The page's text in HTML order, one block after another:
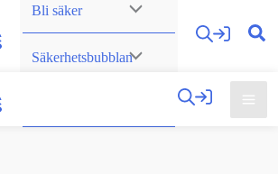
Bli säker
Säkerhetsbubblan